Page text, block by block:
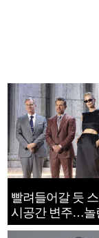
빨려들어갈 듯
시공간 변주…놀
지는 ‘전쟁 속죄’